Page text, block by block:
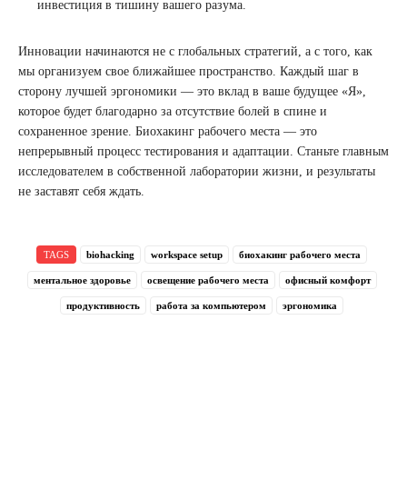
инвестиция в тишину вашего разума.
Инновации начинаются не с глобальных стратегий, а с того, как
мы организуем свое ближайшее пространство. Каждый шаг в
сторону лучшей эргономики — это вклад в ваше будущее «Я»,
которое будет благодарно за отсутствие болей в спине и
сохраненное зрение. Биохакинг рабочего места — это
непрерывный процесс тестирования и адаптации. Станьте главным
исследователем в собственной лаборатории жизни, и результаты
не заставят себя ждать.
TAGS biohacking workspace setup биохакинг рабочего места
ментальное здоровье освещение рабочего места офисный комфорт
продуктивность работа за компьютером эргономика